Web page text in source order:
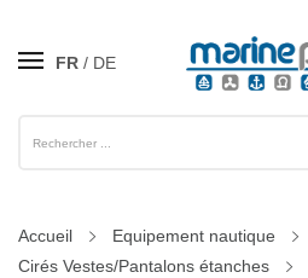
FR DE
Accueil Equipement nautique
Cirés Vestes/Pantalons étanches